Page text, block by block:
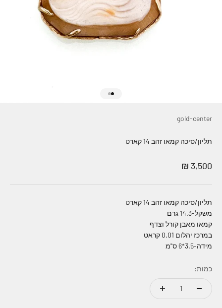
gold-center
תליון/סיכה קמאו זהב 14 קארט
מחיר מבצע
3,500 ₪
תליון/סיכה קמאו זהב 14 קארט
משקל-14.3 גרם
קמאו מאבן קורל וצדף
במרכז יהלום 0.01 קראט
מידה-3.5*6 ס"מ
כמות: